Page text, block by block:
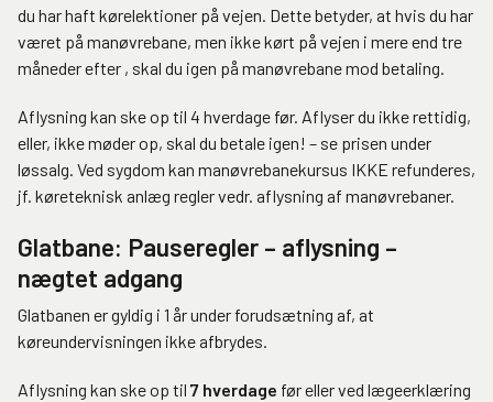
du har haft kørelektioner på vejen. Dette betyder, at hvis du har
været på manøvrebane, men ikke kørt på vejen i mere end tre
måneder efter , skal du igen på manøvrebane mod betaling.
Aflysning kan ske op til 4 hverdage før. Aflyser du ikke rettidig,
eller, ikke møder op, skal du betale igen! – se prisen under
løssalg. Ved sygdom kan manøvrebanekursus IKKE refunderes,
jf. køreteknisk anlæg regler vedr. aflysning af manøvrebaner.
Glatbane: Pauseregler – aflysning –
nægtet adgang
Glatbanen er gyldig i 1 år under forudsætning af, at
køreundervisningen ikke afbrydes.
Aflysning kan ske op til 7 hverdage før eller ved lægeerklæring